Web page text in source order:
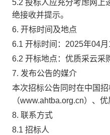
5.2 投标人应充分考虑网上
绝接收并提示。
6. 开标时间及地点
6.1 开标时间：2025年04
6.2 开标地点：优质采云采
7. 发布公告的媒介
本次招标公告同时在中国
（www.ahtba.org.cn）、
8. 联系方式
8.1 招标人